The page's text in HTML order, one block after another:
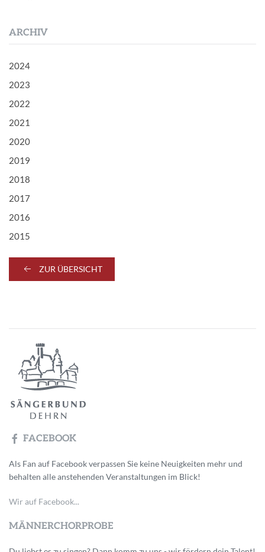
ARCHIV
2024
2023
2022
2021
2020
2019
2018
2017
2016
2015
ZUR ÜBERSICHT
FACEBOOK
Als Fan auf Facebook verpassen Sie keine Neuigkeiten mehr und
behalten alle anstehenden Veranstaltungen im Blick!
Wir auf Facebook...
MÄNNERCHORPROBE